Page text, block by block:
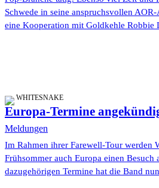
Schwede in seine anspruchsvollen
eine Kooperation mit Goldkehle Robbie
WHITESNAKE
Europa-Termine
Meldungen
Im Rahmen ihrer Farewell-Tour werden
Frühsommer auch Europa einen Besuch
dazugehörigen Termine hat die Band